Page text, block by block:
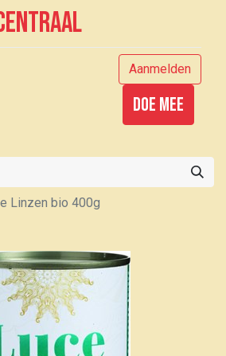
Aanmelden
Doe mee
Linzen bio 400g